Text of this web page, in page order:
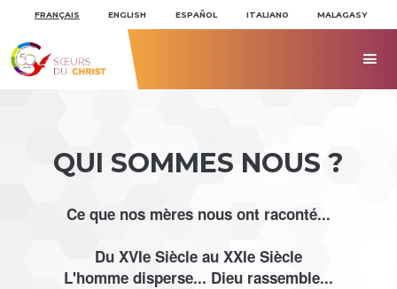
Aller
navigation
personnelsFRANÇAIS ENGLISH ESPAÑOL ITALIANO MALAGASY

QUI SOMMES NOUS ?
Ce que nos mères nous ont raconté...
Du XVIe Siècle au XXIe Siècle
L'homme disperse... Dieu rassemble...